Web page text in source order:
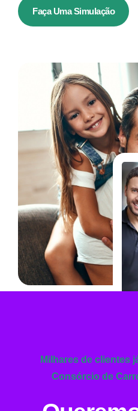
Faça Uma Simulação
Milhares de clientes
Consórcio de